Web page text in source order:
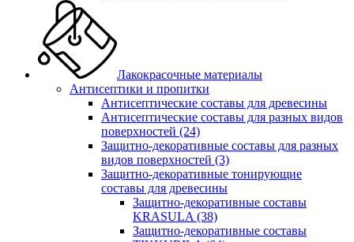
Лакокрасочные материалы
Антисептики и пропитки
Антисептические составы для древесины
Антисептические составы для разных видов
поверхностей (24)
Защитно-декоративные составы для разных
видов поверхностей (3)
Защитно-декоративные тонирующие
составы для древесины
Защитно-декоративные составы
KRASULA (38)
Защитно-декоративные составы